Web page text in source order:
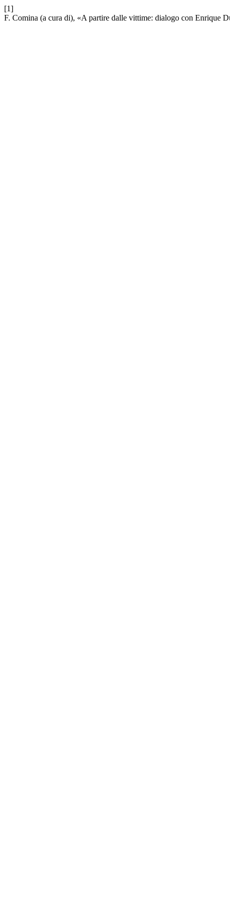
[1]
F. Comina (a cura di), «A partire dalle vittime: dialogo con Enrique